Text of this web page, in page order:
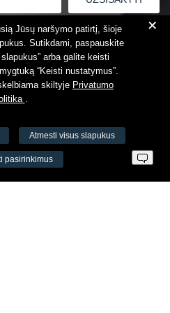
politika
AEROMIX
+
Jūsų naršymo patirtį, šioje
Sutikdami, paspauskite
arba galite keisti
“Keisti nustatymus”.
skiltyje Privatumo
.
Atmesti visus slapukus
pasirinkimus